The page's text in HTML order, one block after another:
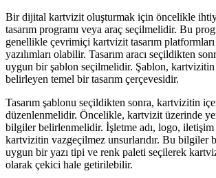
Bir dijital kartvizit oluşturmak için öncelikle
tasarım programı veya araç seçilmelidir. Bu
genellikle çevrimiçi kartvizit tasarım platformları
yazılımları olabilir. Tasarım aracı seçildikten
uygun bir şablon seçilmelidir. Şablon,
belirleyen temel bir tasarım çerçevesidir.
Tasarım şablonu seçildikten sonra, kartvizitin
düzenlenmelidir. Öncelikle, kartvizit üzerinde
bilgiler belirlenmelidir. İşletme adı, logo,
kartvizitin vazgeçilmez unsurlarıdır. Bu bilgiler
uygun bir yazı tipi ve renk paleti seçilerek
olarak çekici hale getirilebilir.